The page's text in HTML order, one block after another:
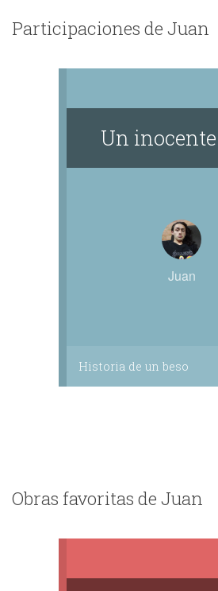
Participaciones de Juan
Un inocente
Juan
Historia de un beso
Obras favoritas de Juan